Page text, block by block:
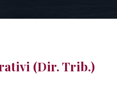
(Dir. Trib.)